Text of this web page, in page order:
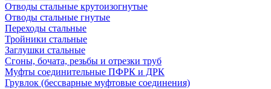
Отводы стальные крутоизогнутые
Отводы стальные гнутые
Переходы стальные
Тройники стальные
Заглушки стальные
Сгоны, бочата, резьбы и отрезки труб
Муфты соединительные ПФРК и ДРК
Грувлок (бессварные муфтовые соединения)